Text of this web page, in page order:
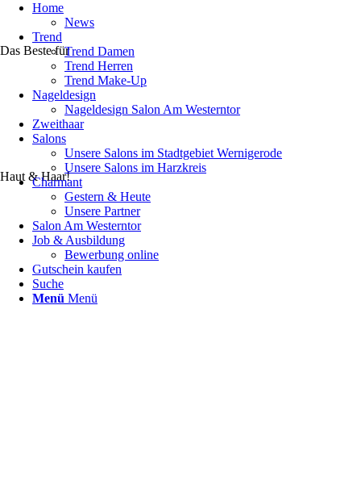
Das Beste für
Haut & Haar!
Home
News
Trend
Trend Damen
Trend Herren
Trend Make-Up
Nageldesign
Nageldesign Salon Am Westerntor
Zweithaar
Salons
Unsere Salons im Stadtgebiet Wernigerode
Unsere Salons im Harzkreis
Charmant
Gestern & Heute
Unsere Partner
Salon Am Westerntor
Job & Ausbildung
Bewerbung online
Gutschein kaufen
Suche
Menü Menü